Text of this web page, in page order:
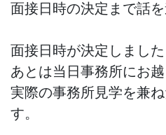
面接日時の決定まで話を
面接日時が決定しました
あとは当日事務所にお
実際の事務所見学を兼
す。